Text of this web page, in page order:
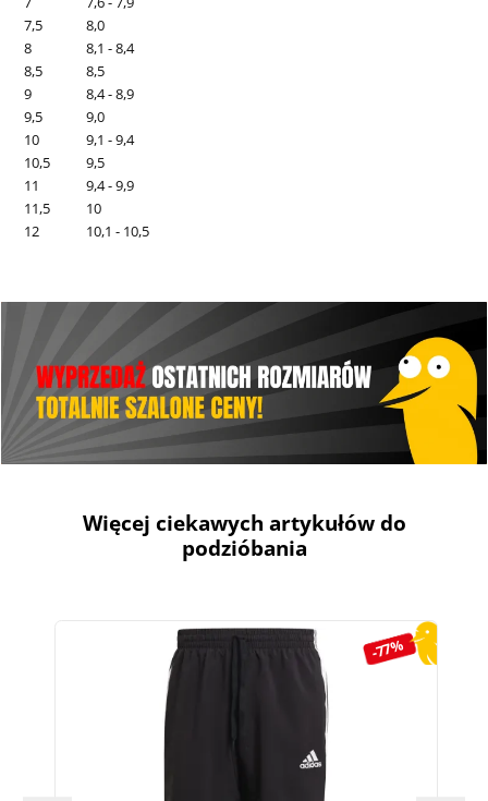
7,5
8,0
8
8,1 - 8,4
8,5
8,5
9
8,4 - 8,9
9,5
9,0
10
9,1 - 9,4
10,5
9,5
11
9,4 - 9,9
11,5
10
12
10,1 - 10,5
Więcej ciekawych artykułów do
podzióbania
Pomiń galerię produktów
-77%